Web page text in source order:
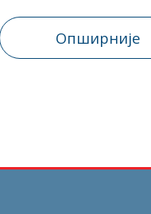
Опширније